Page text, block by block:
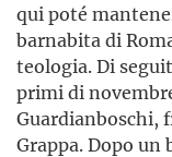
qui poté
barnabita di
teologia. Di
primi di
Guardianboschi,
Grappa. Dopo un